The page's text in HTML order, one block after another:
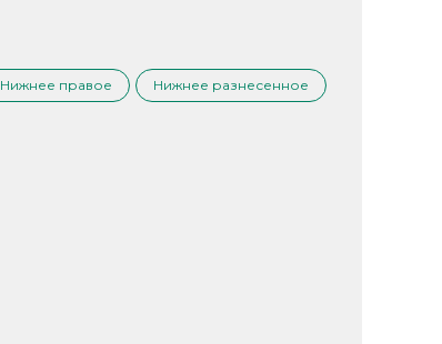
Нижнее правое Нижнее разнесенное